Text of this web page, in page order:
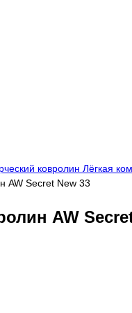
ковролин Лёгкая
AW Secret New 33
AW